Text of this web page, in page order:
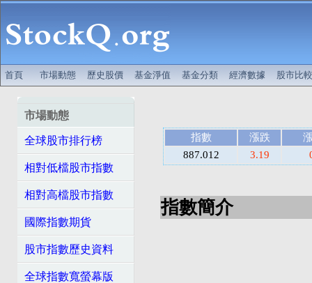
首頁 市場動態 歷史股價 基金淨值 基金分類 經濟數據 股市比較
市場動態
全球股市排行榜
相對低檔股市指數
相對高檔股市指數
國際指數期貨
股市指數歷史資料
全球指數寬螢幕版
指數 漲跌
887.012
3.19
指數簡介